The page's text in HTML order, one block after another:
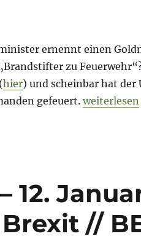
ernennt einen
zu
hier) und scheinbar hat
gefeuert.„Morning
weiterlesen
//